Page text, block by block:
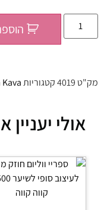
מק"ט4019קטגוריותKava
אולי יעניין